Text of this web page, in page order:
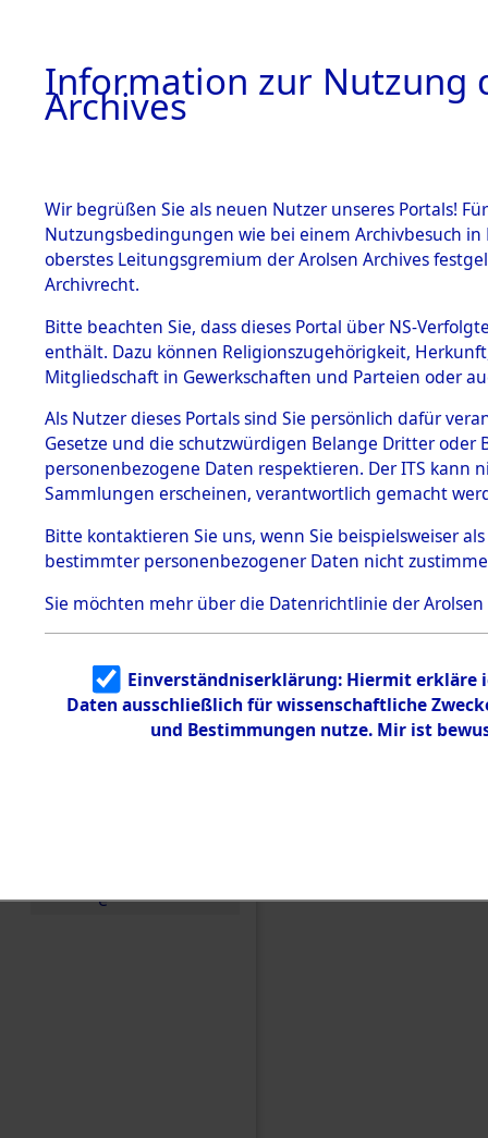
BESTÄNDE
1.
mente
5. Verschiedenes
5.3
Todesmärsche
5.3.1 Alliierte
Erhebungen
zu
Todesmärsch
en
5.3.2
Identifizierun
g
5.3.3
Todesmärsch
e
und
0054
Information zur Nutzung
Archives
Wir begrüßen Sie als neuen Nutzer unseres Portals!
Nutzungsbedingungen wie bei einem Archivbesuch
oberstes Leitungsgremium der Arolsen Archives
Archivrecht.
Bitte beachten Sie, dass dieses Portal über NS-
enthält. Dazu können Religionszugehörigkeit,
Mitgliedschaft in Gewerkschaften und Parteien oder
Als Nutzer dieses Portals sind Sie persönlich dafür
Gesetze und die schutzwürdigen Belange Dritter
personenbezogene Daten respektieren. Der ITS
Sammlungen erscheinen, verantwortlich gemacht
Bitte kontaktieren Sie uns, wenn Sie beispielsweiser
bestimmter personenbezogener Daten nicht
Sie möchten mehr über die Datenrichtlinie der Arolsen
Einverständniserklärung: Hiermit erkläre
Daten ausschließlich für wissenschaftliche
und Bestimmungen nutze. Mir ist